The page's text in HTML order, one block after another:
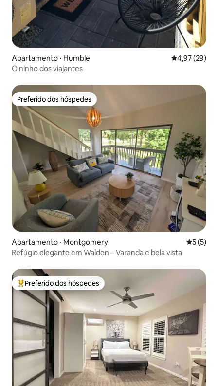
Apartamento ⋅ Humble 4,97 de uma
4,97 (29)
O ninho dos viajantes
Preferido dos hóspedes
Preferido dos hóspedes
Apartamento ⋅ Montgomery 5 de
5 (5)
Refúgio elegante em Walden – Varanda e bela vista
Entre os melhores preferidos dos hóspedes
Preferido dos hóspedes